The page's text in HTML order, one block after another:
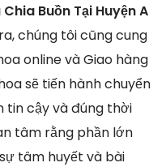
Buồn Tại Huyện A
chúng tôi cũng cung
online và Giao hàng
sẽ tiến hành chuyển
tin cậy và đúng thời
tâm rằng phần lớn
tâm huyết và bài